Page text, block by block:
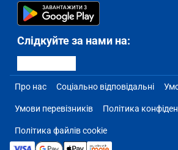
Слідкуйте за нами на:
Про нас Соціально відповідальні
Умови перевізників Політика
Політика файлів cookie